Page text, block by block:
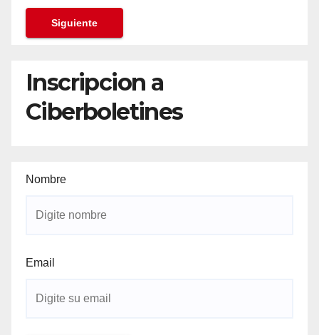
Siguiente
Inscripcion a
Ciberboletines
Nombre
Email